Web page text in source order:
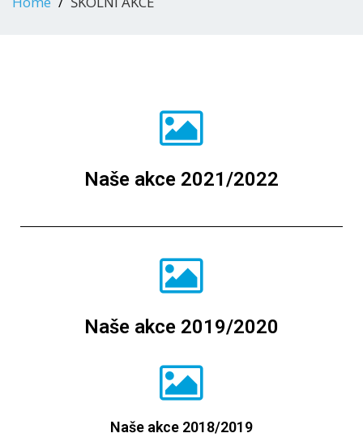
Naše akce 2021/2022
Naše akce 2019/2020
Naše akce 2018/2019